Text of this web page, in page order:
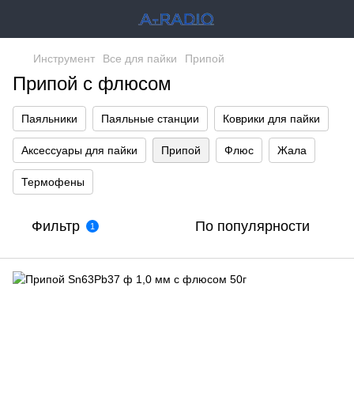
Инструмент Все для пайки Припой
Припой с флюсом
Паяльники Паяльные станции Коврики для пайки
Аксессуары для пайки Припой Флюс Жала
Термофены
Фильтр 1 По популярности